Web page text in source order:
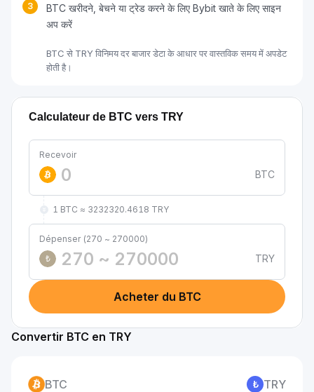
3
BTC खरीदने, बेचने या ट्रेड करने के लिए Bybit खाते के लिए साइन
अप करें
BTC से TRY विनिमय दर बाजार डेटा के आधार पर वास्तविक समय में अपडेट
होती है।
Calculateur de BTC vers TRY
Recevoir
BTC
1 BTC ≈ 3232320.4618 TRY
Dépenser (270 ~ 270000)
₺
TRY
Acheter du BTC
Convertir BTC en TRY
BTC TRY